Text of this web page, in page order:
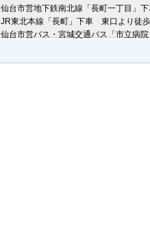
仙台市営地下鉄南北線「長町一丁目
JR東北本線「長町」下車 東口より徒
仙台市営バス・宮城交通バス「市立病